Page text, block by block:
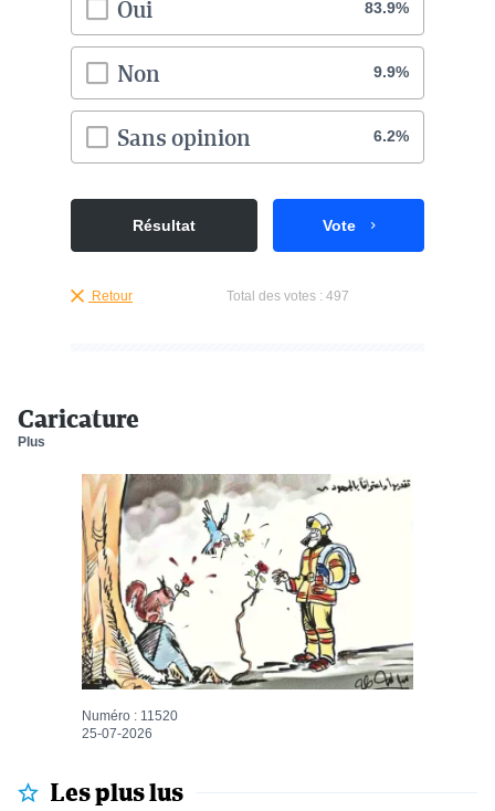
Oui 83.9%
Non 9.9%
Sans opinion 6.2%
Résultat Vote
Retour Total des votes : 497
Caricature
Plus
Numéro : 11520
25-07-2026
Les plus lus